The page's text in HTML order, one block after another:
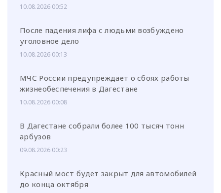
10.08.2026 00:52
После падения лифа с людьми возбуждено
уголовное дело
10.08.2026 00:13
МЧС России предупреждает о сбоях работы
жизнеобеспечения в Дагестане
10.08.2026 00:08
В Дагестане собрали более 100 тысяч тонн
арбузов
09.08.2026 00:23
Красный мост будет закрыт для автомобилей
до конца октября